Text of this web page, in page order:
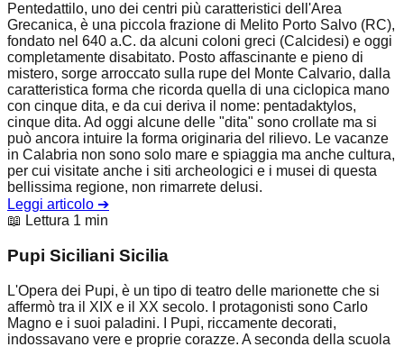
Pentedattilo, uno dei centri più caratteristici dell'Area
Grecanica, è una piccola frazione di Melito Porto Salvo (RC),
fondato nel 640 a.C. da alcuni coloni greci (Calcidesi) e oggi
completamente disabitato. Posto affascinante e pieno di
mistero, sorge arroccato sulla rupe del Monte Calvario, dalla
caratteristica forma che ricorda quella di una ciclopica mano
con cinque dita, e da cui deriva il nome: pentadaktylos,
cinque dita. Ad oggi alcune delle "dita" sono crollate ma si
può ancora intuire la forma originaria del rilievo. Le vacanze
in Calabria non sono solo mare e spiaggia ma anche cultura,
per cui visitate anche i siti archeologici e i musei di questa
bellissima regione, non rimarrete delusi.
Leggi articolo ➔
📖 Lettura 1 min
Pupi Siciliani Sicilia
L'Opera dei Pupi, è un tipo di teatro delle marionette che si
affermò tra il XIX e il XX secolo. I protagonisti sono Carlo
Magno e i suoi paladini. I Pupi, riccamente decorati,
indossavano vere e proprie corazze. A seconda della scuola